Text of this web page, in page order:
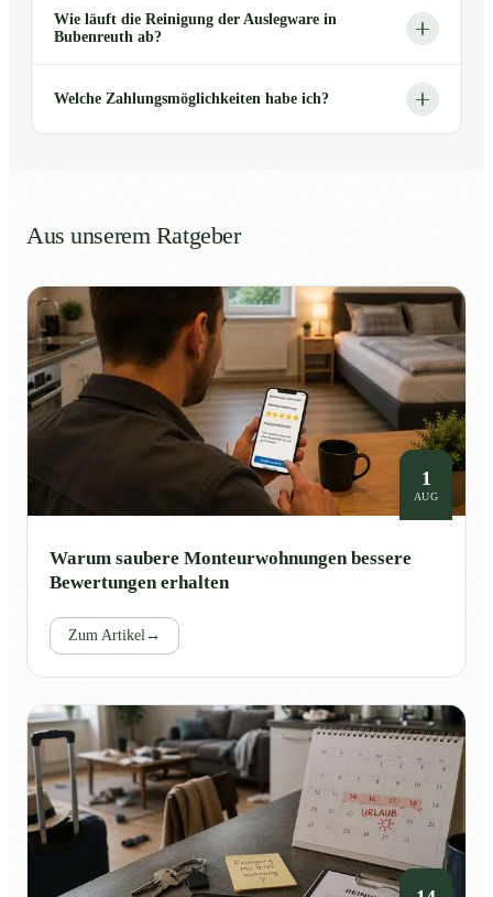
Wie läuft die Reinigung der Auslegware in
Bubenreuth ab?
Welche Zahlungsmöglichkeiten habe ich?
Aus unserem Ratgeber
1
AUG
Warum saubere Monteurwohnungen bessere
Bewertungen erhalten
Zum Artikel→